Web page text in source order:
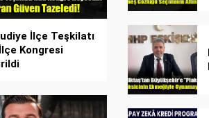
İlçe Teşkilatı
Kongresi